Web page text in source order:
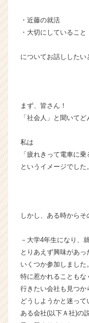
ト
ャ
e
r
C
a
e
r
・近藤の就活
・大切にしていること
についてお話しした
まず、皆さん！
「社会人」と聞いて
私は
「疲れきって電車に
というイメージでした。
しかし、ある時からそ
－大学4年生になり、
とりあえず興味があっ
いくつか参加しました。
特に惹かれることもな
行きたい会社も見つか
どうしようかと迷って
ある会社(以下Ａ社)の